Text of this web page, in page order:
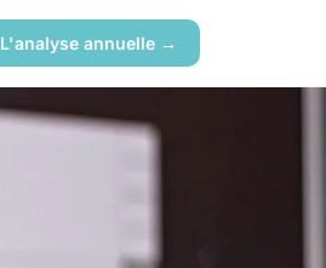
L'analyse annuelle →